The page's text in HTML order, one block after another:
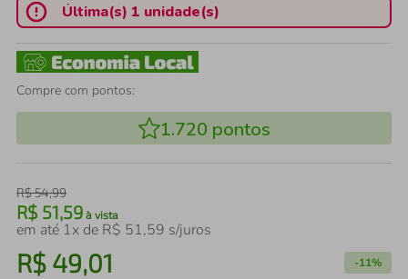
Última(s) 1 unidade(s)
Compre com pontos:
1.720 pontos
R$54,99
R$ 51,59 à vista
em até 1x de R$ 51,59 s/juros
R$ 49,01 -11%